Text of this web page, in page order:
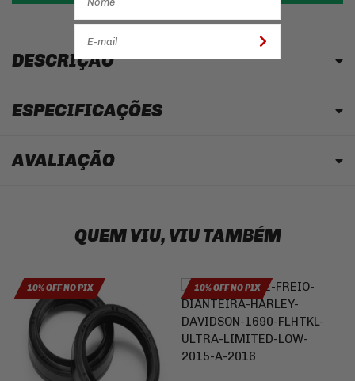
DESCRIÇÃO
ESPECIFICAÇÕES
AVALIAÇÃO
QUEM VIU, VIU TAMBÉM
10% OFF NO PIX 10% OFF NO PIX